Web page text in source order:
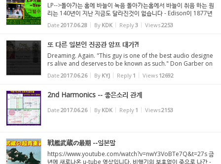
LP-->돌아가는 홈에 바늘이 녹음 돌아가는홈에서 바늘이 취음 하는 원
리는 140년이 지난 지금도 달라진것이 없습니다 - Edison이 1877년
에 발명 했습니다. 반도체개발을 전문으로한 저에게는 이런 기계식 음
성 녹음/재생장치가 아직도 현역으로 살아나고있다...
Date 2017.06.28 By KDK Reply3 Views2253
또 다른 일본인 진공관 암프 대가?!
Dreaming. Again. "This guy is one of the best audio designe
rs alive and deserves to be known as such." Don Garber on
Nori Komuro "Komuro is most likely the best tube circuit de
signer alive. His design goals are always clean, clear, wide-b
Date 2017.06.26 By KYJ Reply 1 Views 12692
2nd Harmonics -- 좋은소리 관계
Date 2017.06.26 By KDK Reply 1 Views2153
戦艦武蔵の最期 --일본말
https://www.youtube.com/watch?v=nwY3VoBTe7Q&t=27s 금
년에 새로나온 u-tube 영상입니다. 비행기의 보호없이 죽으로 나간 -